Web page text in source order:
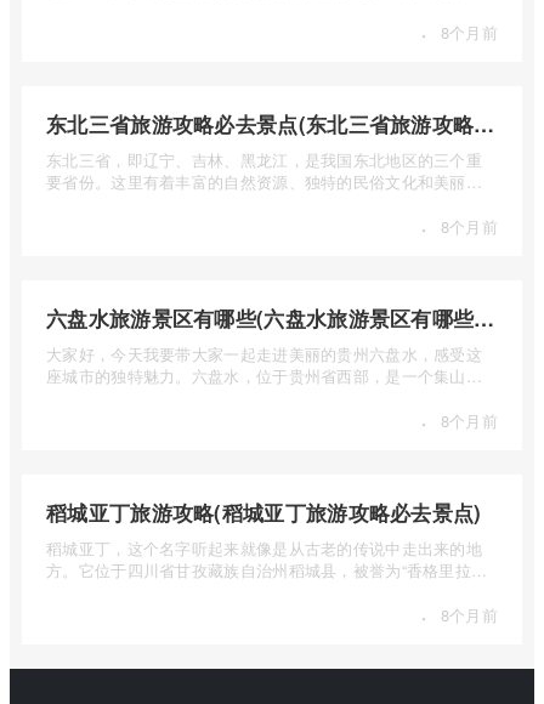
· 8个月前
东北三省旅游攻略必去景点(东北三省旅游攻略必去景点视频介绍)
东北三省，即辽宁、吉林、黑龙江，是我国东北地区的三个重
要省份。这里有着丰富的自然资源、独特的民俗文化和美丽的
· 8个月前
六盘水旅游景区有哪些(六盘水旅游景区有哪些景点值得去)
大家好，今天我要带大家一起走进美丽的贵州六盘水，感受这
座城市的独特魅力。六盘水，位于贵州省西部，是一个集山水
· 8个月前
稻城亚丁旅游攻略(稻城亚丁旅游攻略必去景点)
稻城亚丁，这个名字听起来就像是从古老的传说中走出来的地
方。它位于四川省甘孜藏族自治州稻城县，被誉为“香格里拉的
· 8个月前